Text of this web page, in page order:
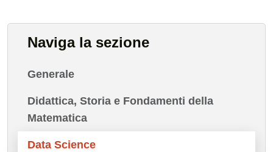
Naviga la sezione
Generale
Didattica, Storia e Fondamenti della
Matematica
Data Science